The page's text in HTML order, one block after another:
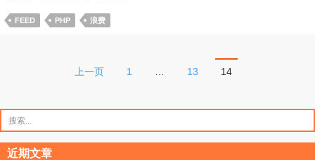
FEED PHP 浪费
分
页
上一页 1 13 14
索：
近期文章